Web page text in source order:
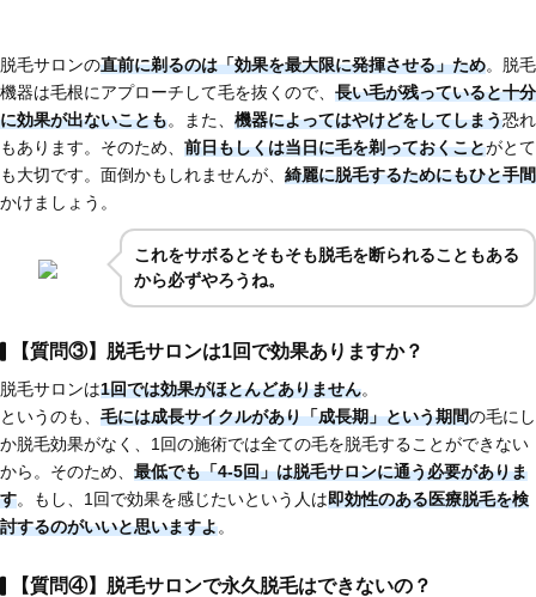
脱毛サロンの直前に剃るのは「効果を最大限に発揮させる」ため。脱毛
機器は毛根にアプローチして毛を抜くので、 長い毛が残っていると十分
に効果が出ないことも。また、 機器によってはやけどをしてしまう恐れ
もあります。そのため、 前日もしくは当日に毛を剃っておくことがとて
も大切です。面倒かもしれませんが、 綺麗に脱毛するためにもひと手間
かけましょう。
これをサボるとそもそも脱毛を断られることもある
から必ずやろうね。
【質問③】脱毛サロンは1回で効果ありますか？
脱毛サロンは1回では効果がほとんどありません。
というのも、 毛には成長サイクルがあり「成長期」という期間の毛にし
か脱毛効果がなく、1回の施術では全ての毛を脱毛することができない
から。そのため、 最低でも「4-5回」は脱毛サロンに通う必要がありま
す。もし、1回で効果を感じたいという人は即効性のある医療脱毛を検
討するのがいいと思いますよ。
【質問④】脱毛サロンで永久脱毛はできないの？